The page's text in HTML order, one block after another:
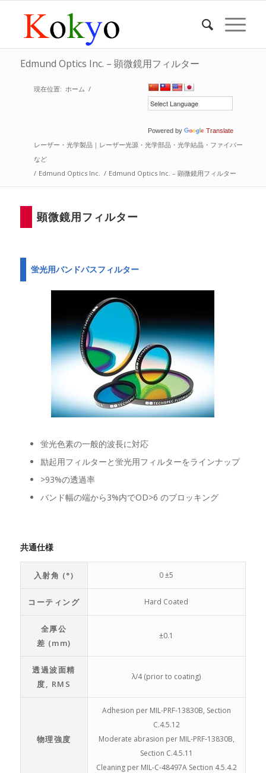
Edmund Optics Inc. – 顕微鏡用フィルター
Powered by Translate
現在位置: ホーム /
レーザー・光学製品｜レーザー光源・光学部品・光学結晶・ファイバー
など
/ Edmund Optics Inc. / Edmund Optics Inc. – 顕微鏡用フィルター
顕微鏡用フィルター
蛍光用バンドパスフィルター
蛍光色素の一般的波長に対応
励起用フィルターと蛍光用フィルターをラインナップ
>93%の透過率
バンド幅の端から3%内でOD>6 のブロッキング
共通仕様
入射角 (°) 0 ±5
コーティング Hard Coated
全厚公
差 (mm)
±0.1
透過波面精
度, RMS
λ/4 (prior to coating)
物理強度
Adhesion per MIL-PRF-13830B, Section
C.4.5.12
Moderate abrasion per MIL-PRF-13830B,
Section C.4.5.11
Cleaning per MIL-C-48497A Section 4.5.4.2